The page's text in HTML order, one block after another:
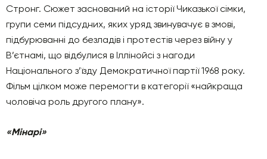
Стронг. Сюжет заснований на історії Чиказької сімки,
групи семи підсудних, яких уряд звинувачує в змові,
підбурюванні до безладів і протестів через війну у
В’єтнамі, що відбулися в Іллінойсі з нагоди
Національного з’їзду Демократичної партії 1968 року.
Фільм цілком може перемогти в категорії «найкраща
чоловіча роль другого плану».
«Мінарі»